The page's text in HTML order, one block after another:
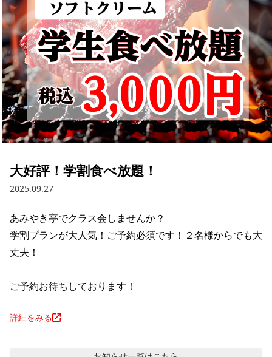
大好評！学割食べ放題！
2025.09.27
あみやき亭でクラス会しませんか？
学割プランが大人気！ご予約必須です！２名様からでも大
丈夫！
ご予約お待ちしております！
詳細をみる